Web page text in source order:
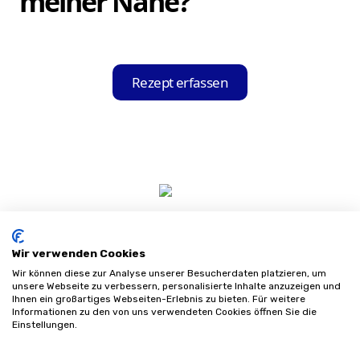
anhand der ausgelesenen Informationen
nach Sanitätshäusern in der Nähe, die mit
Rezept erfassen
Wir verwenden Cookies
Wir können diese zur Analyse unserer Besucherdaten platzieren, um
unsere Webseite zu verbessern, personalisierte Inhalte anzuzeigen und
Ihnen ein großartiges Webseiten-Erlebnis zu bieten. Für weitere
Informationen zu den von uns verwendeten Cookies öffnen Sie die
Einstellungen.